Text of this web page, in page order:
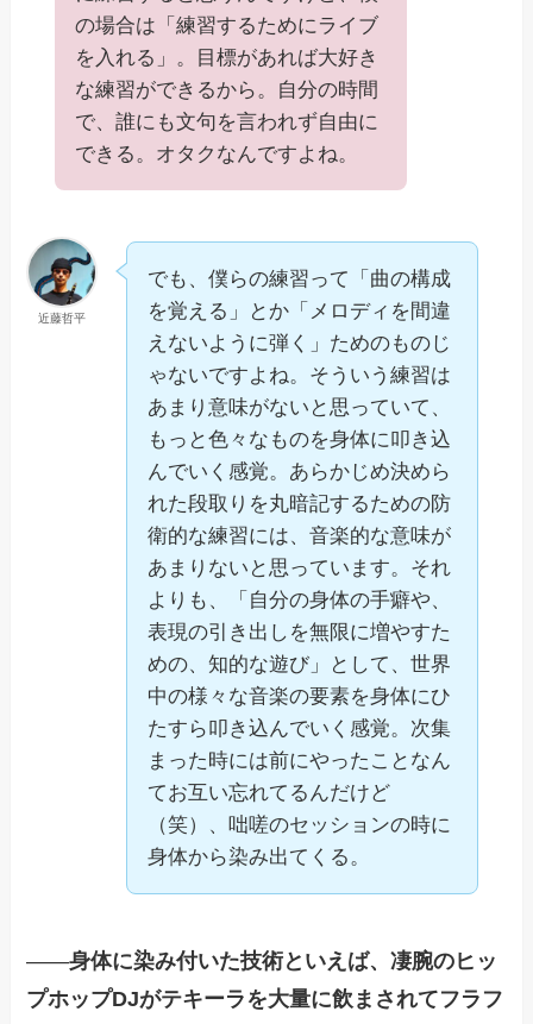
の場合は「練習するためにライブ
を入れる」。目標があれば大好き
な練習ができるから。自分の時間
で、誰にも文句を言われず自由に
できる。オタクなんですよね。
近藤哲平
でも、僕らの練習って「曲の構成
を覚える」とか「メロディを間違
えないように弾く」ためのものじ
ゃないですよね。そういう練習は
あまり意味がないと思っていて、
もっと色々なものを身体に叩き込
んでいく感覚。あらかじめ決めら
れた段取りを丸暗記するための防
衛的な練習には、音楽的な意味が
あまりないと思っています。それ
よりも、「自分の身体の手癖や、
表現の引き出しを無限に増やすた
めの、知的な遊び」として、世界
中の様々な音楽の要素を身体にひ
たすら叩き込んでいく感覚。次集
まった時には前にやったことなん
てお互い忘れてるんだけど
（笑）、咄嗟のセッションの時に
身体から染み出てくる。
——身体に染み付いた技術といえば、凄腕のヒッ
プホップDJがテキーラを大量に飲まされてフラフ